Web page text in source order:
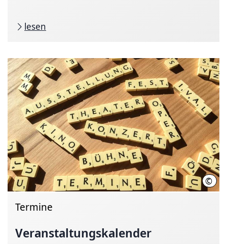
lesen
©
Termine
Veranstaltungskalender